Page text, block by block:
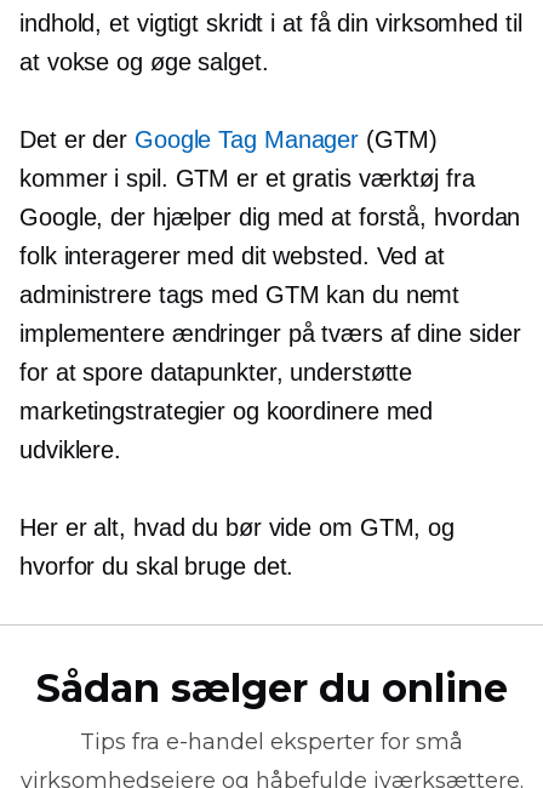
indhold, et vigtigt skridt i at få din virksomhed til
at vokse og øge salget.
Det er der Google Tag Manager (GTM)
kommer i spil. GTM er et gratis værktøj fra
Google, der hjælper dig med at forstå, hvordan
folk interagerer med dit websted. Ved at
administrere tags med GTM kan du nemt
implementere ændringer på tværs af dine sider
for at spore datapunkter, understøtte
marketingstrategier og koordinere med
udviklere.
Her er alt, hvad du bør vide om GTM, og
hvorfor du skal bruge det.
Sådan sælger du online
Tips fra e-handel eksperter for små
virksomhedsejere og håbefulde iværksættere.